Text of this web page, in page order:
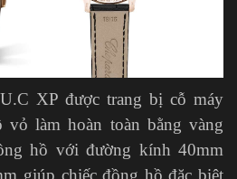
XP được trang bị cỗ máy
làm hoàn toàn bằng vàng
hồ với đường kính 40mm
giúp chiếc đồng hồ đặc biệt